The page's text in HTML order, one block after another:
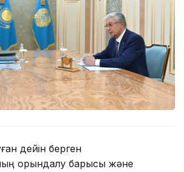
дейін берген
орындалу барысы және